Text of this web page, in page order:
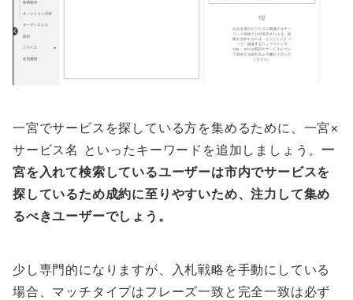
一宮でサービスを探している方を集めるために、一宮×
サービス名 といったキーワードを追加しましょう。一
宮を入れて検索しているユーザーは市内でサービスを
探しているため成約に至りやすいため、注力して集め
るべきユーザーでしょう。
少し専門的になりますが、入札戦略を手動にしている
場合、マッチタイプはフレーズ一致と完全一致は必ず